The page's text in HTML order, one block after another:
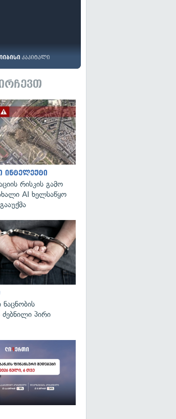
ინტელექტი
რისკის გამო
AI ხელსაწყო
პირი